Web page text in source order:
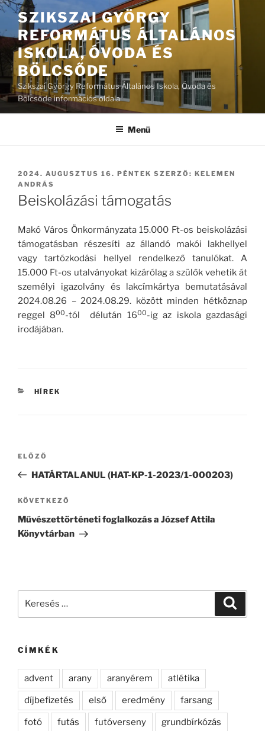
Tartalomhoz
SZIKSZAI GYÖRGY
REFORMÁTUS ÁLTALÁNOS
ISKOLA, ÓVODA ÉS
BÖLCSŐDE
Szikszai György Református Általános Iskola, Óvoda és
Bölcsőde információs oldala
Menü
BEKÜLDVE:
2024. AUGUSZTUS 16. PÉNTEK SZERZŐ: KELEMEN
ANDRÁS
Beiskolázási támogatás
Makó Város Önkormányzata 15.000 Ft-os beiskolázási
támogatásban részesíti az állandó makói lakhellyel
vagy tartózkodási hellyel rendelkező tanulókat. A
15.000 Ft-os utalványokat kizárólag a szülők vehetik át
személyi igazolvány és lakcímkártya bemutatásával
2024.08.26 – 2024.08.29. között minden hétköznap
reggel 800-tól délután 1600-ig az iskola gazdasági
irodájában.
KATEGÓRIÁK
HÍREK
Bejegyzés
navigáció
Korábbi
bejegyzés
ELŐZŐ
HATÁRTALANUL (HAT-KP-1-2023/1-000203)
Következő
bejegyzés
KÖVETKEZŐ
Művészettörténeti foglalkozás a József Attila
Könyvtárban
CÍMKÉK
advent arany aranyérem atlétika
díjbefizetés első eredmény farsang
fotó futás futóverseny grundbírkózás